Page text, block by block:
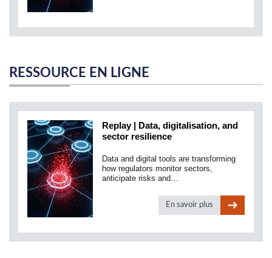
RESSOURCE EN LIGNE
Replay | Data, digitalisation, and
sector resilience
Data and digital tools are transforming
how regulators monitor sectors,
anticipate risks and…
En savoir plus